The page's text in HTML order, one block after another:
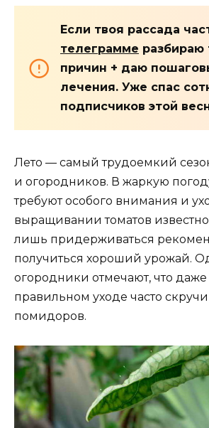
Если твоя рассада
телеграмме разбираю
причин + даю
лечения. Уже спас
подписчиков этой
Лето — самый трудоемкий
и огородников. В жаркую
требуют особого внимания и
выращивании томатов
лишь придерживаться
получиться хороший урожай.
огородники отмечают, что
правильном уходе часто
помидоров.